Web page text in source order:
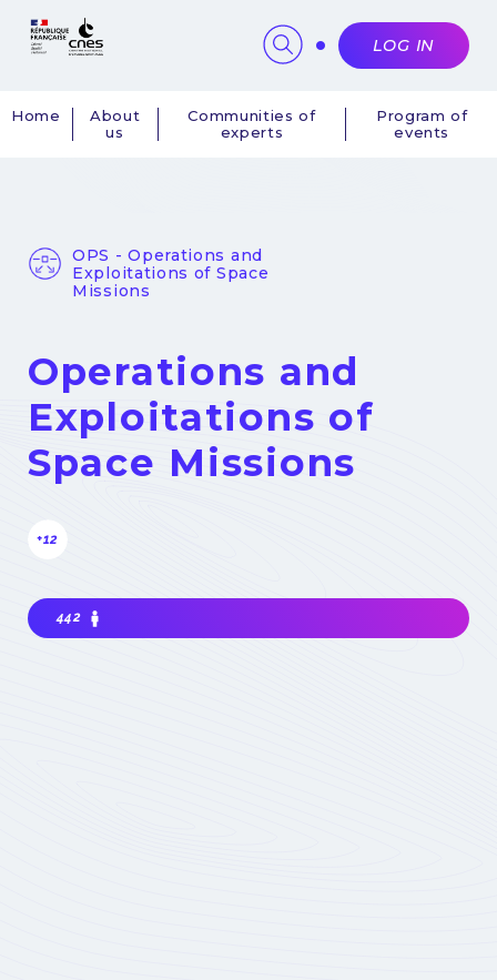
Navigation
Home
About
us
Communities of
experts
Program of
events
LOG IN
OPS - Operations and
Exploitations of Space
Missions
Operations and
Exploitations of
Space Missions
+12
442